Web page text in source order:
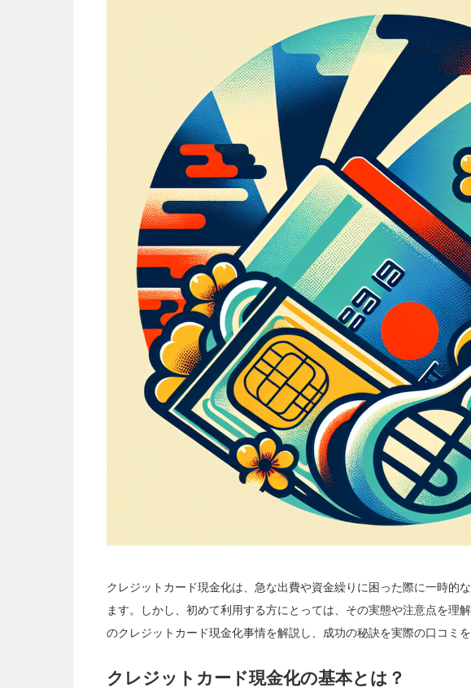
—
実
際
の
口
コ
ミ
は
クレジットカード現金化は、急な出費や資金繰りに困った際に一時的
ます。しかし、初めて利用する方にとっては、その実態や注意点を理
のクレジットカード現金化事情を解説し、成功の秘訣を実際の口コミを
クレジットカード現金化の基本とは？